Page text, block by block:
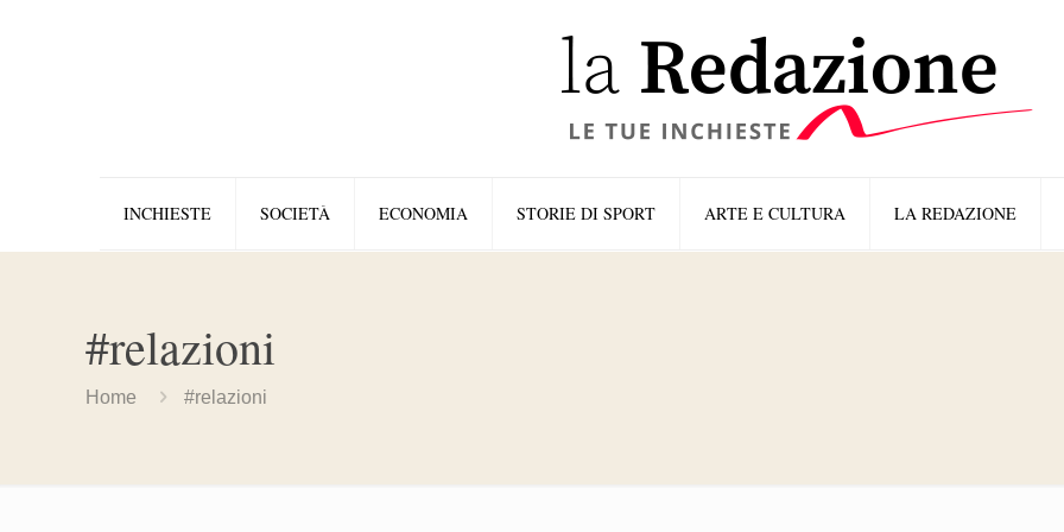
INCHIESTE SOCIETÀ ECONOMIA STORIE DI SPORT ARTE E CULTURA LA REDAZIONE
#relazioni
Home #relazioni